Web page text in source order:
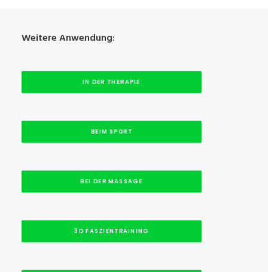
Weitere Anwendung:
IN DER THERAPIE
BEIM SPORT
BEI DER MASSAGE
3D FASZIENTRAINING